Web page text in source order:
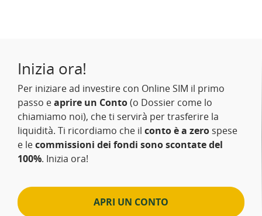
Inizia ora!
Per iniziare ad investire con Online SIM il primo
passo eaprire un Conto(o Dossier come lo
chiamiamo noi), che ti servirà per trasferire la
liquidità. Ti ricordiamo che il conto è a zero spese
e lecommissioni dei fondi sono scontate del
100%. Inizia ora!
APRI UN CONTO